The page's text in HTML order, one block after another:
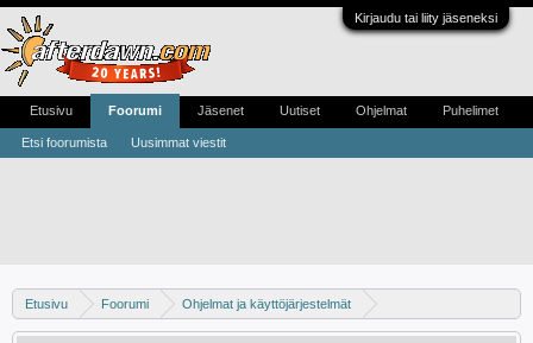
Kirjaudu tai liity jäseneksi
Etusivu Foorumi
Ohjelmat ja käyttöjärjestelmät
WLAN ja lähiverkot
Etusivu Foorumi
Etsi foorumista Uusimmat viestit
Jäsenet Uutiset Ohjelmat Puhelimet